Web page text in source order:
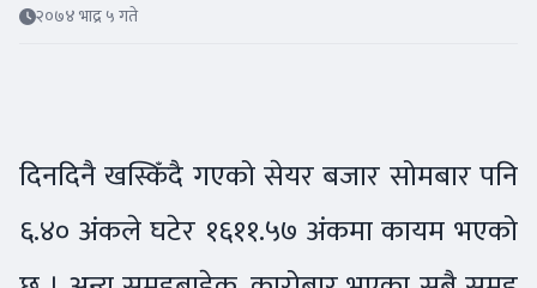
२०७४ भाद्र ५ गते
दिनदिनै खस्किँदै गएको सेयर बजार सोमबार पनि
६.४० अंकले घटेर १६११.५७ अंकमा कायम भएको